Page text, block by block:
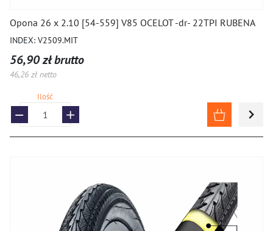
Opona 26 x 2.10 [54-559] V85 OCELOT -dr- 22TPI RUBENA
INDEX: V2509.MIT
56,90 zł brutto
46,26 zł netto
Ilość